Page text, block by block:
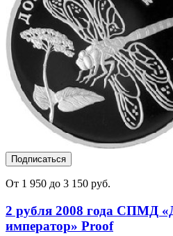
Подписаться
От 1 950 до 3 150 руб.
2 рубля 2008 года СПМД
император» Proof